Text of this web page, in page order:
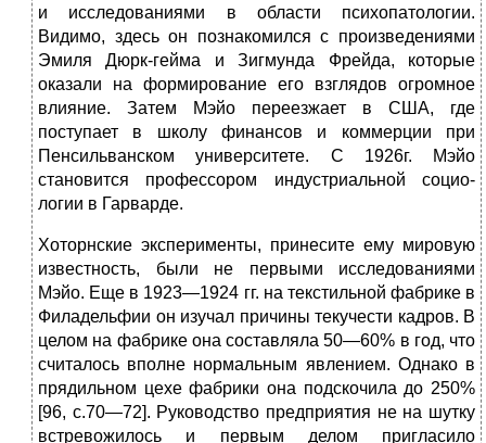
и исследованиями в области психопатологии.
Видимо, здесь он познакомился с произведениями
Эмиля Дюрк-гейма и Зигмунда Фрейда, которые
оказали на форми­рование его взглядов огромное
влияние. Затем Мэйо переезжает в США, где
поступает в школу финансов и коммерции при
Пенсильванском университете. С 1926г. Мэйо
становится профессором индустриальной социо­
логии в Гарварде.
Хоторнские эксперименты, принесите ему мировую
известность, были не первыми исследованиями
Мэйо. Еще в 1923—1924 гг. на текстильной фабрике в
Филадельфии он изучал причины текучести кадров. В
целом на фабрике она составляла 50—60% в год, что
считалось вполне нор­мальным явлением. Однако в
прядильном цехе фабрики она подскочила до 250%
[96, с.70—72]. Руководство пред­приятия не на шутку
встревожилось и первым делом при­гласило